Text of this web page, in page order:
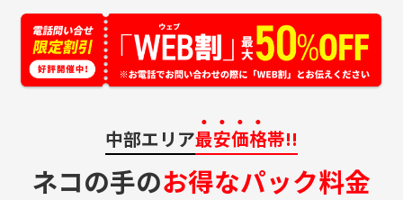
中部エリア最安価格帯!!
ネコの手のお得なパック料金